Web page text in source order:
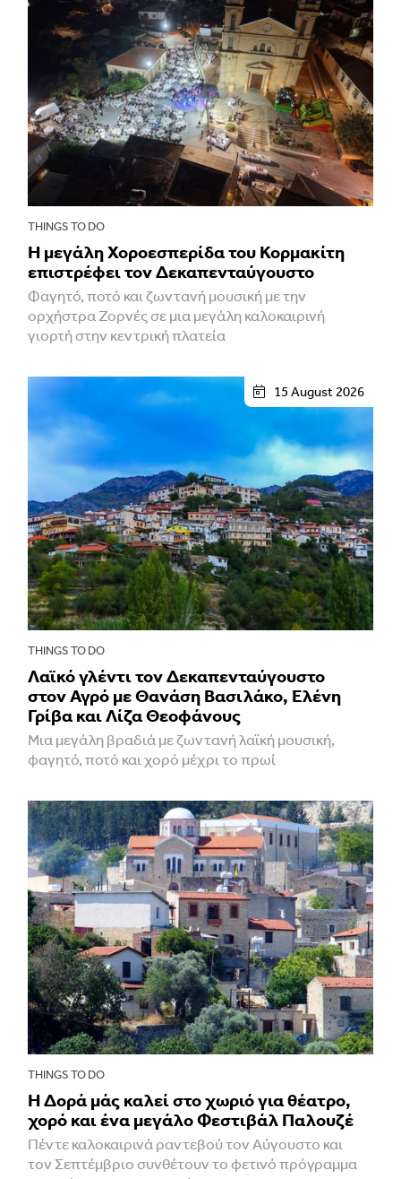
THINGS TO DO
Η μεγάλη Χοροεσπερίδα του Κορμακίτη
επιστρέφει τον Δεκαπενταύγουστο
Φαγητό, ποτό και ζωντανή μουσική με την
ορχήστρα Ζορνές σε μια μεγάλη καλοκαιρινή
γιορτή στην κεντρική πλατεία
15 August 2026
THINGS TO DO
Λαϊκό γλέντι τον Δεκαπενταύγουστο
στον Αγρό με Θανάση Βασιλάκο, Ελένη
Γρίβα και Λίζα Θεοφάνους
Μια μεγάλη βραδιά με ζωντανή λαϊκή μουσική,
φαγητό, ποτό και χορό μέχρι το πρωί
THINGS TO DO
Η Δορά μάς καλεί στο χωριό για θέατρο,
χορό και ένα μεγάλο Φεστιβάλ Παλουζέ
Πέντε καλοκαιρινά ραντεβού τον Αύγουστο και
τον Σεπτέμβριο συνθέτουν το φετινό πρόγραμμα